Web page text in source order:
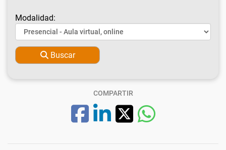
Modalidad:
Buscar
COMPARTIR